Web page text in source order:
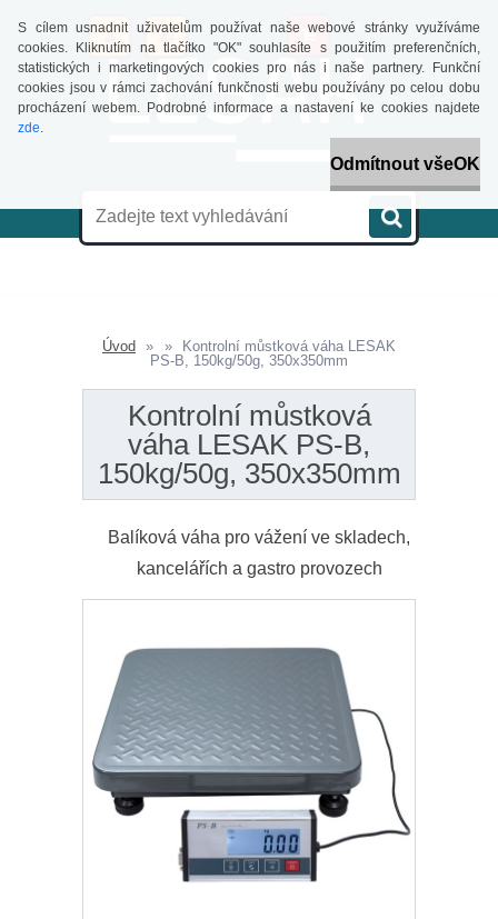
S cílem usnadnit uživatelům používat naše webové stránky využíváme
cookies. Kliknutím na tlačítko "OK" souhlasíte s použitím preferenčních,
statistických i marketingových cookies pro nás i naše partnery. Funkční
cookies jsou v rámci zachování funkčnosti webu používány po celou dobu
procházení webem. Podrobné informace a nastavení ke cookies najdete
zde.
Odmítnout všeOK
0 ks / 0 Kč
(0 €)
Úvod » »
Kontrolní můstková váha LESAK
PS-B, 150kg/50g, 350x350mm
Kontrolní můstková
váha LESAK PS-B,
150kg/50g, 350x350mm
Balíková váha pro vážení ve skladech,
kancelářích a gastro provozech